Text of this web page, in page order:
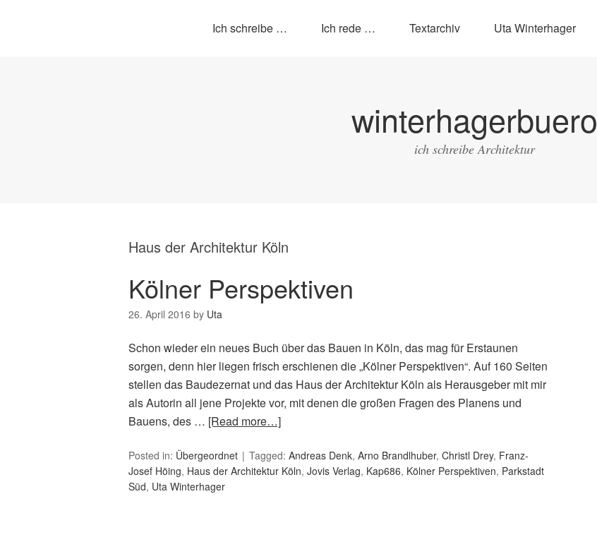
Ich schreibe … Ich rede … Textarchiv Uta Winterhager
winterhagerbuero
ich schreibe Architektur
Haus der Architektur Köln
Kölner Perspektiven
26. April 2016 by Uta
Schon wieder ein neues Buch über das Bauen in Köln, das mag für Erstaunen
sorgen, denn hier liegen frisch erschienen die „Kölner Perspektiven“. Auf 160 Seiten
stellen das Baudezernat und das Haus der Architektur Köln als Herausgeber mit mir
als Autorin all jene Projekte vor, mit denen die großen Fragen des Planens und
Bauens, des … [Read more…]
Posted in: Übergeordnet Tagged: Andreas Denk, Arno Brandlhuber, Christl Drey, Franz-
Josef Höing, Haus der Architektur Köln, Jovis Verlag, Kap686, Kölner Perspektiven, Parkstadt
Süd, Uta Winterhager